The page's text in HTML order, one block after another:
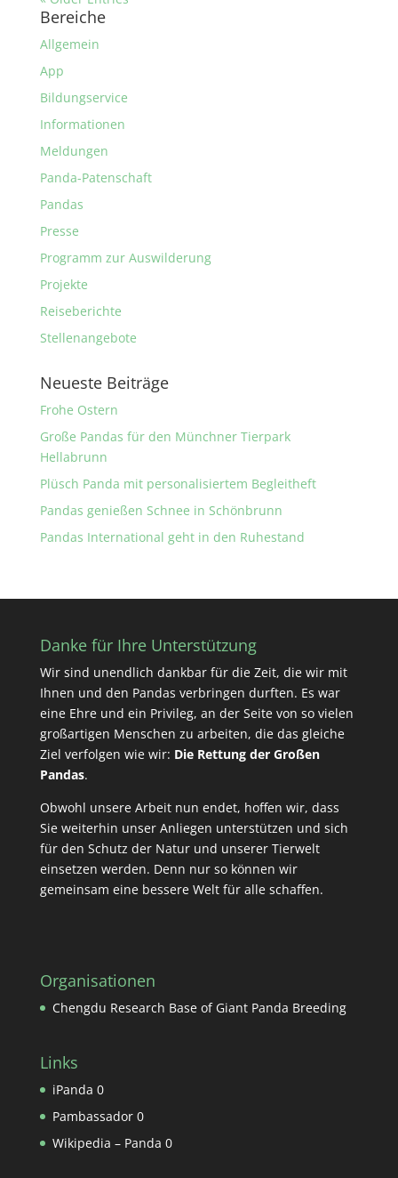
Bereiche
Allgemein
App
Bildungservice
Informationen
Meldungen
Panda-Patenschaft
Pandas
Presse
Programm zur Auswilderung
Projekte
Reiseberichte
Stellenangebote
Neueste Beiträge
Frohe Ostern
Große Pandas für den Münchner Tierpark
Hellabrunn
Plüsch Panda mit personalisiertem Begleitheft
Pandas genießen Schnee in Schönbrunn
Pandas International geht in den Ruhestand
Danke für Ihre Unterstützung
Wir sind unendlich dankbar für die Zeit, die wir mit
Ihnen und den Pandas verbringen durften. Es war
eine Ehre und ein Privileg, an der Seite von so vielen
großartigen Menschen zu arbeiten, die das gleiche
Ziel verfolgen wie wir: Die Rettung der Großen
Pandas.
Obwohl unsere Arbeit nun endet, hoffen wir, dass
Sie weiterhin unser Anliegen unterstützen und sich
für den Schutz der Natur und unserer Tierwelt
einsetzen werden. Denn nur so können wir
gemeinsam eine bessere Welt für alle schaffen.
Organisationen
Chengdu Research Base of Giant Panda Breeding
Links
iPanda 0
Pambassador0
Wikipedia – Panda 0